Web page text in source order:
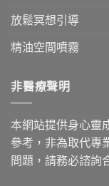
放鬆冥想引導
精油空間噴霧
非醫療聲明
本網站提供身心靈
參考，非為取代專
問題，請務必諮詢